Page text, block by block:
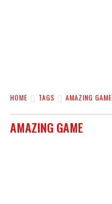
HOME TAGS AMAZING GAME
AMAZING GAME